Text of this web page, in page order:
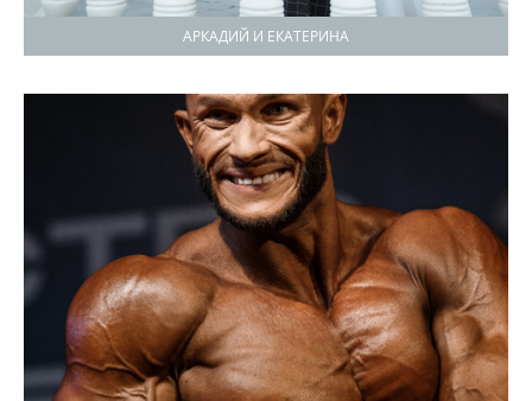
АРКАДИЙ И ЕКАТЕРИНА